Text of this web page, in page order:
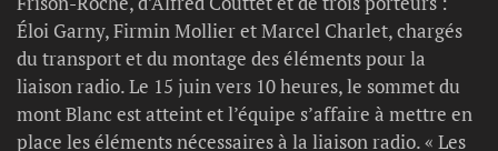
Éloi Garny, Firmin Mollier et Marcel Charlet, chargés
du transport et du montage des éléments pour la
liaison radio. Le 15 juin vers 10 heures, le sommet du
mont Blanc est atteint et l’équipe s’affaire à mettre en
place les éléments nécessaires à la liaison radio. « Les